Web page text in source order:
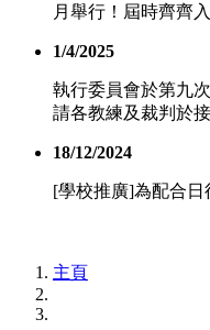
月舉行！屆時齊齊
1/4/2025
執行委員會於第九
請各教練及裁判於
18/12/2024
[學校推廣]為配合
主頁